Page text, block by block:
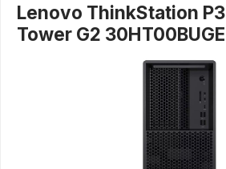
Lenovo ThinkStation P3
Tower G2 30HT00BUGE
Bildergalerie überspringen